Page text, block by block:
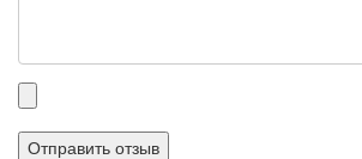
Прикрепленные
файлы